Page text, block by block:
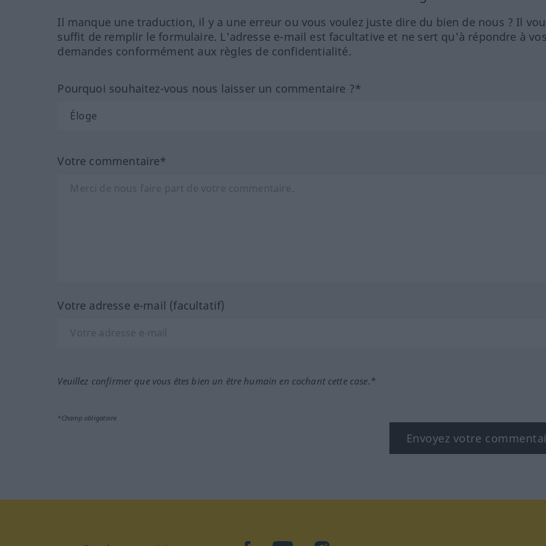
Il manque une traduction, il y a une erreur ou vous voulez juste dire du bien de nous ? Il
suffit de remplir le formulaire. L'adresse e-mail est facultative et ne sert qu'à répondre à
demandes conformément aux règles de confidentialité.
Pourquoi souhaitez-vous nous laisser un commentaire ?*
Votre commentaire*
Votre adresse e-mail (facultatif)
Veuillez confirmer que vous êtes bien un être humain en cochant cette case.*
*Champ obligatoire
Envoyez votre